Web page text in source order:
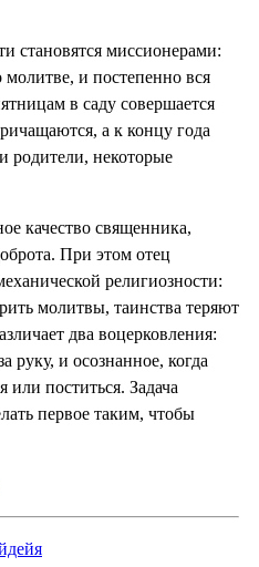
становятся миссионерами:
молитве, и постепенно вся
в саду совершается
а к концу года
родители, некоторые
качество священника,
При этом отец
религиозности:
молитвы, таинства теряют
два воцерковления:
руку, и осознанное, когда
или поститься. Задача
первое таким, чтобы